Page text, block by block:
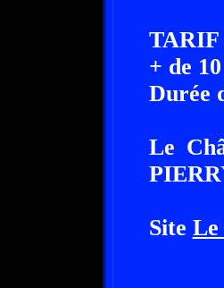
TARIF
+ de
Durée
Le
Site Le